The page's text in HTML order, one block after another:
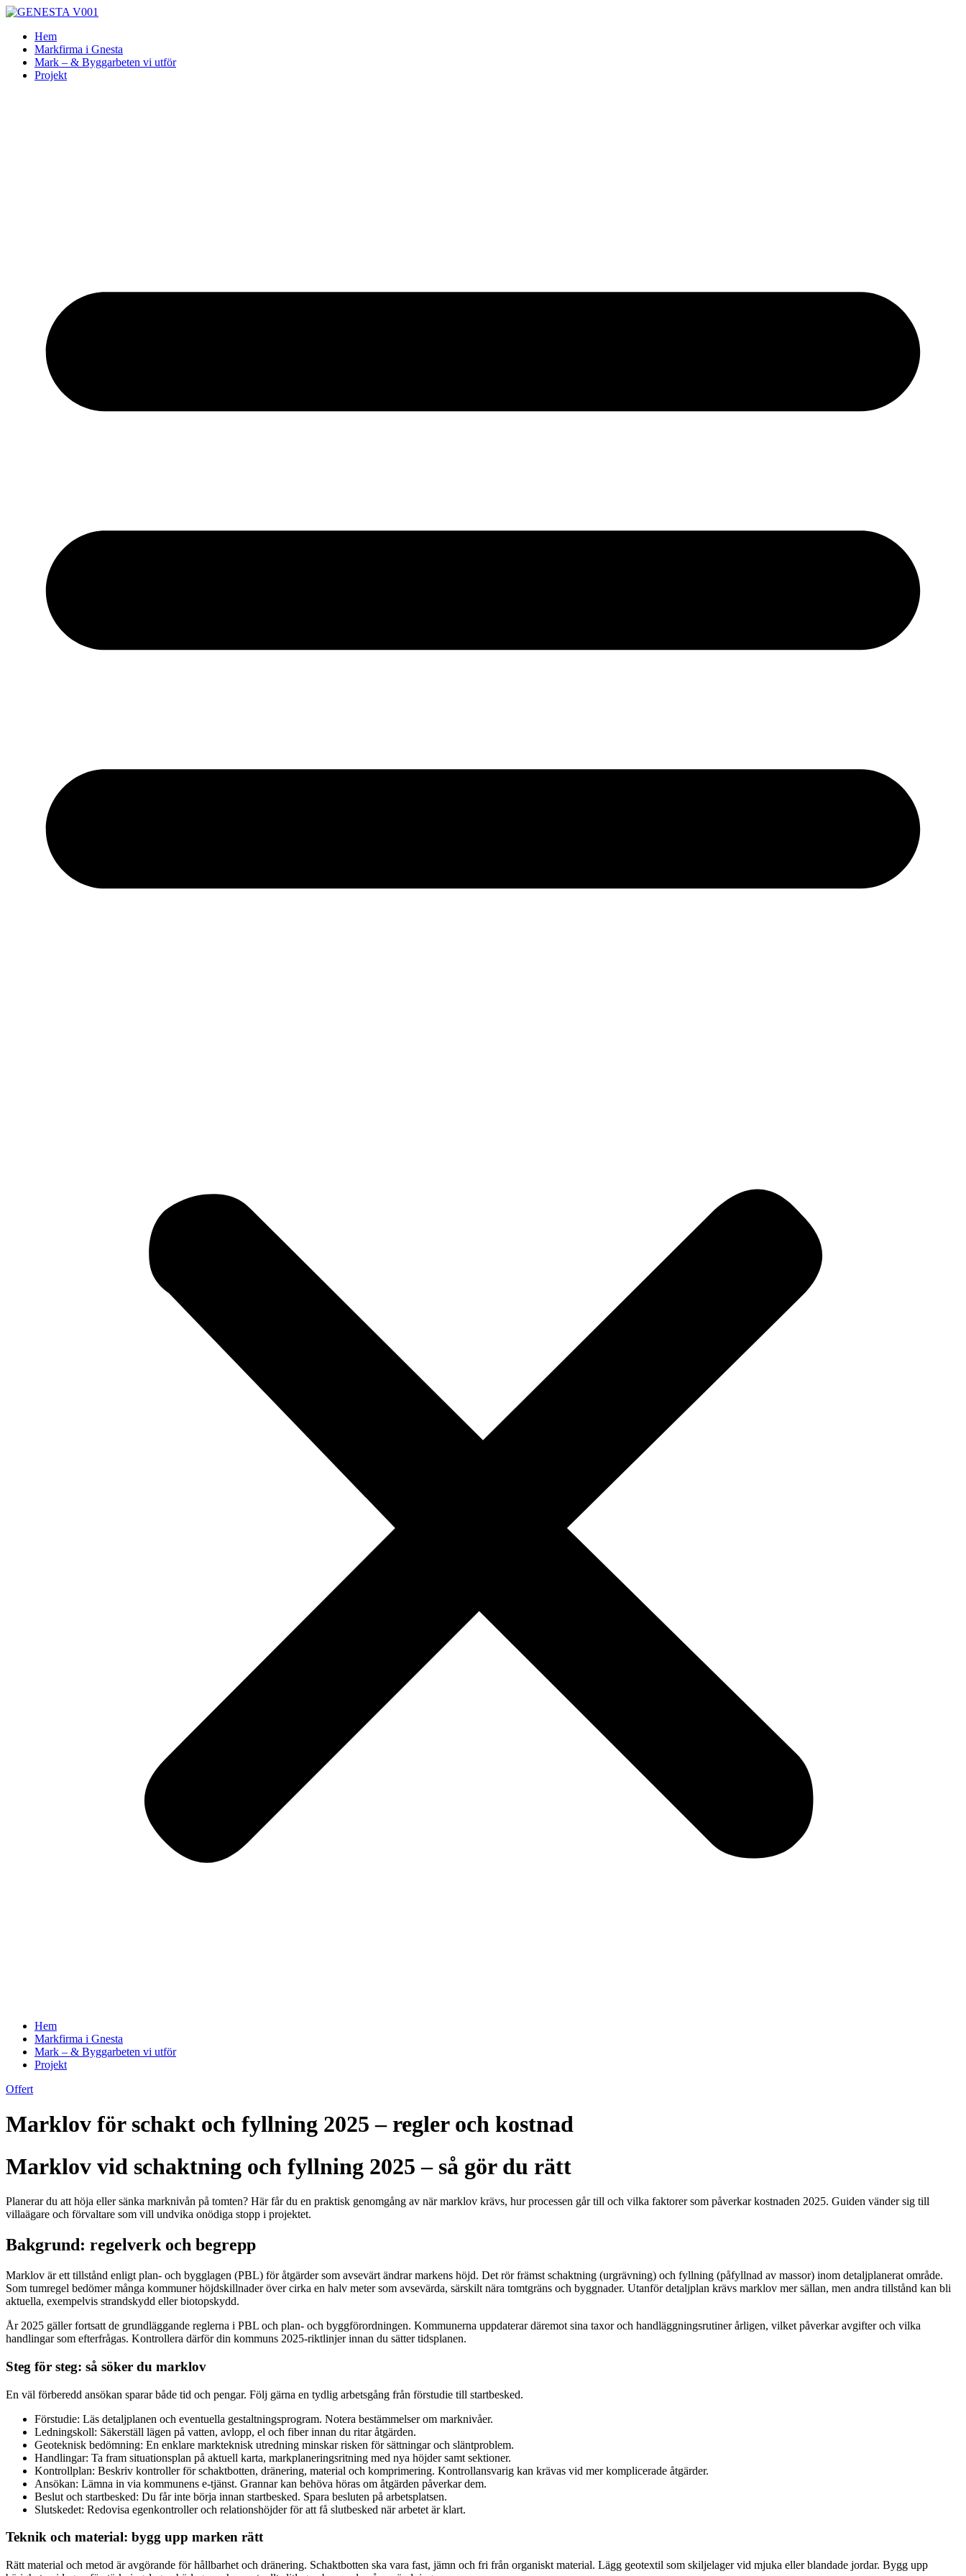
Skip
contentHem
Markfirma i Gnesta
Mark – & Byggarbeten vi utför
Projekt
Hem
Markfirma i Gnesta
Mark – & Byggarbeten vi utför
Projekt
Offert
Marklov för schakt och fyllning 2025 – regler och kostnad
Marklov vid schaktning och fyllning 2025 – så gör du rätt
Planerar du att höja eller sänka marknivån på tomten? Här får du en praktisk genomgång av när marklov krävs, hur processen går till och vilka faktorer som påverkar kostnaden 2025. Guiden vänder sig till
villaägare och förvaltare som vill undvika onödiga stopp i projektet.
Bakgrund: regelverk och begrepp
Marklov är ett tillstånd enligt plan- och bygglagen (PBL) för åtgärder som avsevärt ändrar markens höjd. Det rör främst schaktning (urgrävning) och fyllning (påfyllnad av massor) inom detaljplanerat område.
Som tumregel bedömer många kommuner höjdskillnader över cirka en halv meter som avsevärda, särskilt nära tomtgräns och byggnader. Utanför detaljplan krävs marklov mer sällan, men andra tillstånd kan bli
aktuella, exempelvis strandskydd eller biotopskydd.
År 2025 gäller fortsatt de grundläggande reglerna i PBL och plan- och byggförordningen. Kommunerna uppdaterar däremot sina taxor och handläggningsrutiner årligen, vilket påverkar avgifter och vilka
handlingar som efterfrågas. Kontrollera därför din kommuns 2025-riktlinjer innan du sätter tidsplanen.
Steg för steg: så söker du marklov
En väl förberedd ansökan sparar både tid och pengar. Följ gärna en tydlig arbetsgång från förstudie till startbesked.
Förstudie: Läs detaljplanen och eventuella gestaltningsprogram. Notera bestämmelser om marknivåer.
Ledningskoll: Säkerställ lägen på vatten, avlopp, el och fiber innan du ritar åtgärden.
Geoteknisk bedömning: En enklare markteknisk utredning minskar risken för sättningar och släntproblem.
Handlingar: Ta fram situationsplan på aktuell karta, markplaneringsritning med nya höjder samt sektioner.
Kontrollplan: Beskriv kontroller för schaktbotten, dränering, material och komprimering. Kontrollansvarig kan krävas vid mer komplicerade åtgärder.
Ansökan: Lämna in via kommunens e-tjänst. Grannar kan behöva höras om åtgärden påverkar dem.
Beslut och startbesked: Du får inte börja innan startbesked. Spara besluten på arbetsplatsen.
Slutskedet: Redovisa egenkontroller och relationshöjder för att få slutbesked när arbetet är klart.
Teknik och material: bygg upp marken rätt
Rätt material och metod är avgörande för hållbarhet och dränering. Schaktbotten ska vara fast, jämn och fri från organiskt material. Lägg geotextil som skiljelager vid mjuka eller blandade jordar. Bygg upp